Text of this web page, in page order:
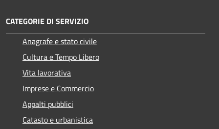
CATEGORIE DI SERVIZIO
Anagrafe e stato civile
Cultura e Tempo Libero
Vita lavorativa
Imprese e Commercio
Appalti pubblici
Catasto e urbanistica